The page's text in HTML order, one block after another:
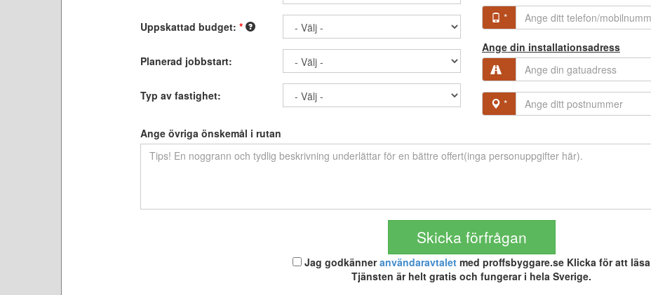
Uppskattad budget:*
Planerad jobbstart:
Typ av fastighet:
*
Ange din installationsadress
*
Ange övriga önskemål i rutan
Jag godkänneranvändaravtalet med proffsbyggare.se Klicka för att läsa
Tjänsten är helt gratis och fungerar i hela Sverige.